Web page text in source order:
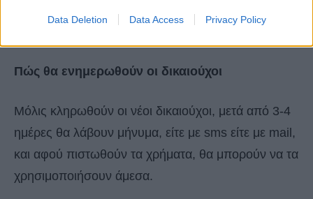
Data Deletion Data Access Privacy Policy
Πώς θα ενημερωθούν οι δικαιούχοι
Μόλις κληρωθούν οι νέοι δικαιούχοι, μετά από 3-4
ημέρες θα λάβουν μήνυμα, είτε με sms είτε με mail,
και αφού πιστωθούν τα χρήματα, θα μπορούν να τα
χρησιμοποιήσουν άμεσα.